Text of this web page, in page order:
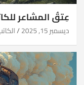
عِتقُ المشاعر
ديسمبر 15, 2025